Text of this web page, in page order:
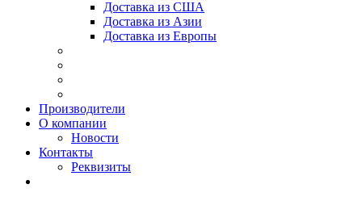
Доставка из США
Доставка из Азии
Доставка из Европы
Производители
О компании
Новости
Контакты
Реквизиты